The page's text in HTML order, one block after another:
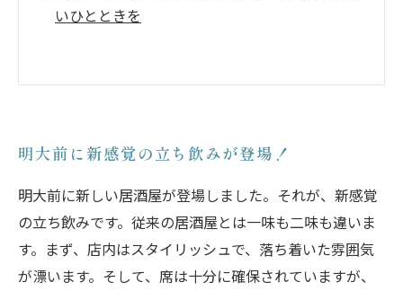
いひとときを
明大前に新感覚の立ち飲みが登場！
明大前に新しい居酒屋が登場しました。それが、新感覚
の立ち飲みです。従来の居酒屋とは一味も二味も違いま
す。まず、店内はスタイリッシュで、落ち着いた雰囲気
が漂います。そして、席は十分に確保されていますが、